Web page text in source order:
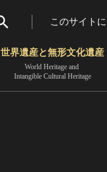
このサイト
世界遺産と無形文化遺産
World Heritage and
Intangible Cultural Heritage